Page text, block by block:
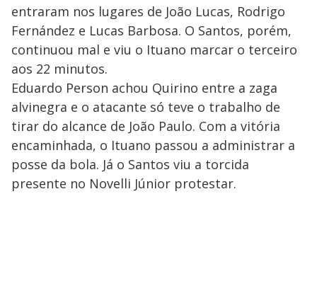
entraram nos lugares de João Lucas, Rodrigo
Fernández e Lucas Barbosa. O Santos, porém,
continuou mal e viu o Ituano marcar o terceiro
aos 22 minutos.
Eduardo Person achou Quirino entre a zaga
alvinegra e o atacante só teve o trabalho de
tirar do alcance de João Paulo. Com a vitória
encaminhada, o Ituano passou a administrar a
posse da bola. Já o Santos viu a torcida
presente no Novelli Júnior protestar.